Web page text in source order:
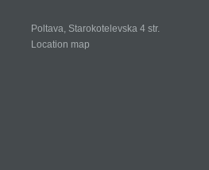
Poltava, Starokotelevska 4 str.
Location map